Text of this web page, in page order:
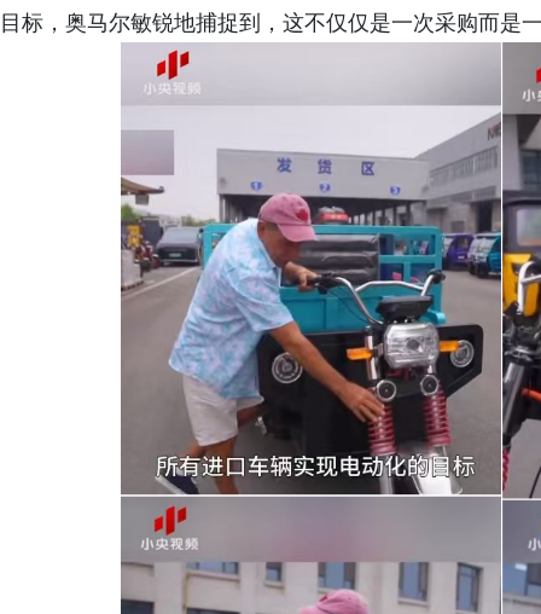
目标，奥马尔敏锐地捕捉到，这不仅仅是一次采购而是